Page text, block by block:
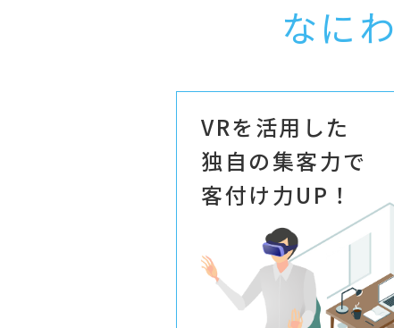
なにわ
VRを活用した
独自の集客力で
客付け力UP！